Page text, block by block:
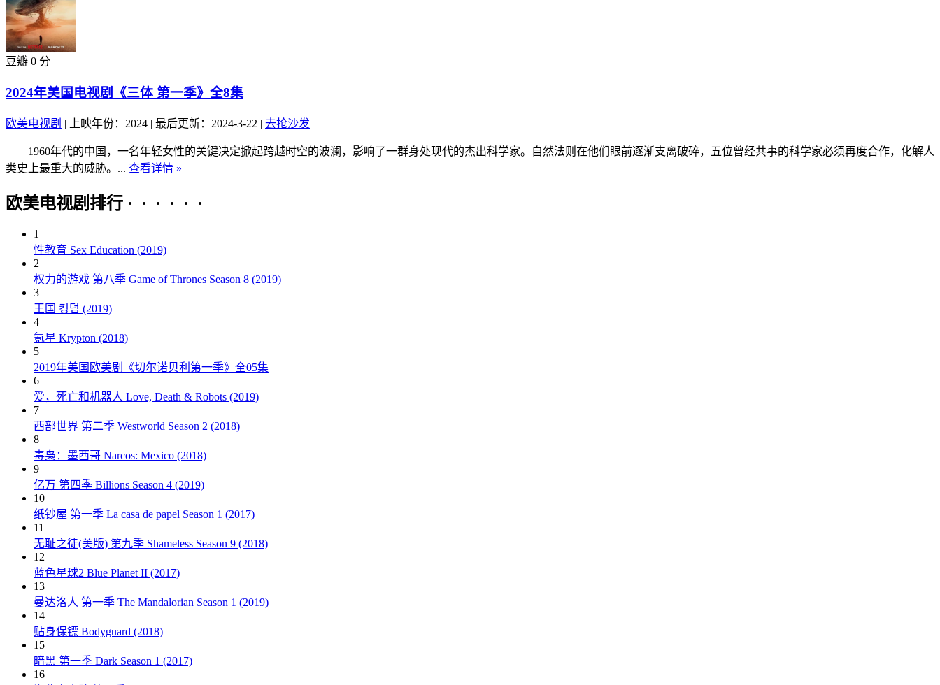
豆瓣 0 分
2024年美国电视剧《三体 第一季》全8集
欧美电视剧 | 上映年份：2024 | 最后更新：2024-3-22 | 去抢沙发
1960年代的中国，一名年轻女性的关键决定掀起跨越时空的波澜，影响了一群身处现代的杰出科学家。自然法则在他们眼前逐渐支离破碎，五位曾经共事的科学家必须再度合作，化解人
类史上最重大的威胁。... 查看详情 »
欧美电视剧排行 · · · · · ·
1
性教育 Sex Education (2019)
2
权力的游戏 第八季 Game of Thrones Season 8 (2019)
3
王国 킹덤 (2019)
4
氪星 Krypton (2018)
5
2019年美国欧美剧《切尔诺贝利第一季》全05集
6
爱，死亡和机器人 Love, Death & Robots (2019)
7
西部世界 第二季 Westworld Season 2 (2018)
8
毒枭：墨西哥 Narcos: Mexico (2018)
9
亿万 第四季 Billions Season 4 (2019)
10
纸钞屋 第一季 La casa de papel Season 1 (2017)
11
无耻之徒(美版) 第九季 Shameless Season 9 (2018)
12
蓝色星球2 Blue Planet II (2017)
13
曼达洛人 第一季 The Mandalorian Season 1 (2019)
14
贴身保镖 Bodyguard (2018)
15
暗黑 第一季 Dark Season 1 (2017)
16